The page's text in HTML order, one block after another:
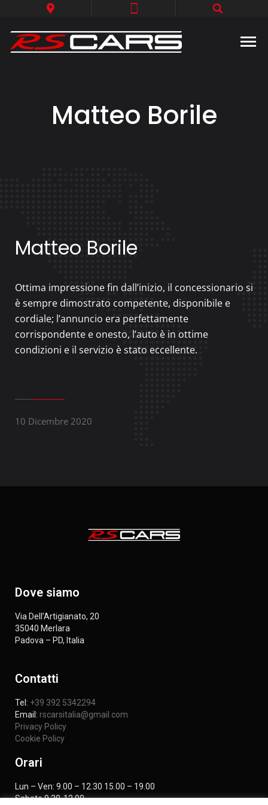
Matteo Borile
Matteo Borile
Ottima impressione fin dall’inizio, il concessionario si
è sempre dimostrato competente, disponibile e
cordiale; l’annuncio era perfettamente
corrispondente e onesto, l’auto è in ottime
condizioni e il servizio è stato eccellente.
10 Dicembre 2020
Dove siamo
Via Dell’Artigianato, 20
35040 Merlara
Padova – PD, Italia
Contatti
Tel: +39 392 5342294
Email: rscarsitalia@gmail.com
Privacy Policy
Cookie Policy
Orari
Lun – Ven: 9.00 – 12.30 15.00 – 19.00
Sabato 9.30-12.00